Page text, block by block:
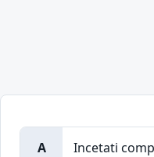
A Incetati